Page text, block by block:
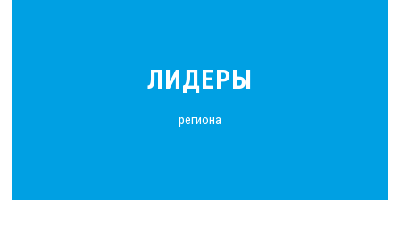
ЛИДЕРЫ
региона